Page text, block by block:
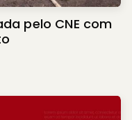
CNE com